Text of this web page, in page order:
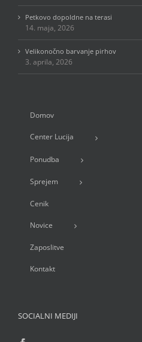
Petkovo dopoldne na terasi
14. maja, 2026
Velikonočno barvanje pirhov
3. aprila, 2026
Domov
Center Lucija
Ponudba
Sprejem
Cenik
Novice
Zaposlitve
Kontakt
SOCIALNI MEDIJI